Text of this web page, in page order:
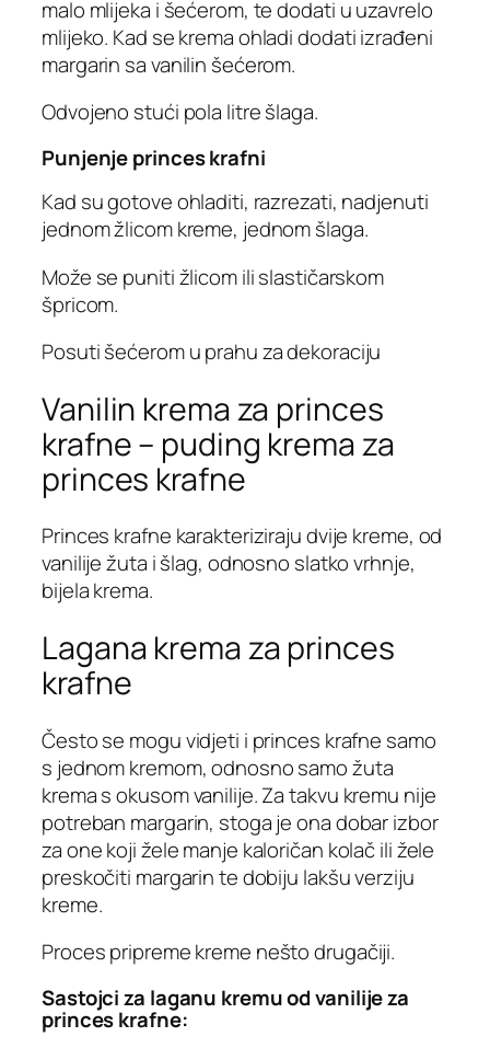
malo mlijeka i šećerom, te dodati u uzavrelo
mlijeko. Kad se krema ohladi dodati izrađeni
margarin sa vanilin šećerom.
Odvojeno stući pola litre šlaga.
Punjenje princes krafni
Kad su gotove ohladiti, razrezati, nadjenuti
jednom žlicom kreme, jednom šlaga.
Može se puniti žlicom ili slastičarskom
špricom.
Posuti šećerom u prahu za dekoraciju
Vanilin krema za princes
krafne – puding krema za
princes krafne
Princes krafne karakteriziraju dvije kreme, od
vanilije žuta i šlag, odnosno slatko vrhnje,
bijela krema.
Lagana krema za princes
krafne
Često se mogu vidjeti i princes krafne samo
s jednom kremom, odnosno samo žuta
krema s okusom vanilije. Za takvu kremu nije
potreban margarin, stoga je ona dobar izbor
za one koji žele manje kaloričan kolač ili žele
preskočiti margarin te dobiju lakšu verziju
kreme.
Proces pripreme kreme nešto drugačiji.
Sastojci za laganu kremu od vanilije za
princes krafne: